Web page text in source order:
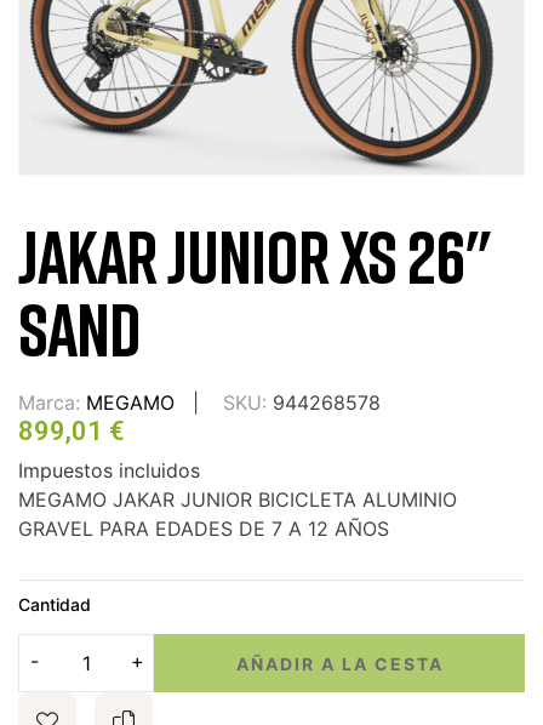
JAKAR JUNIOR XS 26"
SAND
Marca: MEGAMO SKU: 944268578
899,01 €
Impuestos incluidos
MEGAMO JAKAR JUNIOR BICICLETA ALUMINIO
GRAVEL PARA EDADES DE 7 A 12 AÑOS
Cantidad
AÑADIR A LA CESTA